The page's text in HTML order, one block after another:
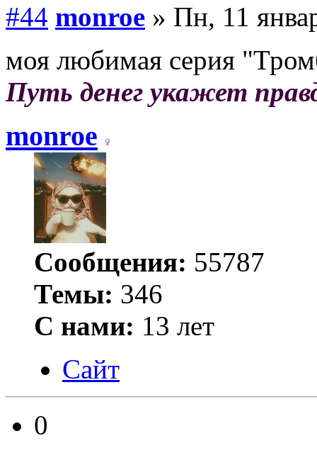
#44 monroe » Пн, 11
моя любимая серия
Путь денег укажет
monroe
Сообщения: 55787
Темы: 346
С нами: 13 лет
Сайт
0